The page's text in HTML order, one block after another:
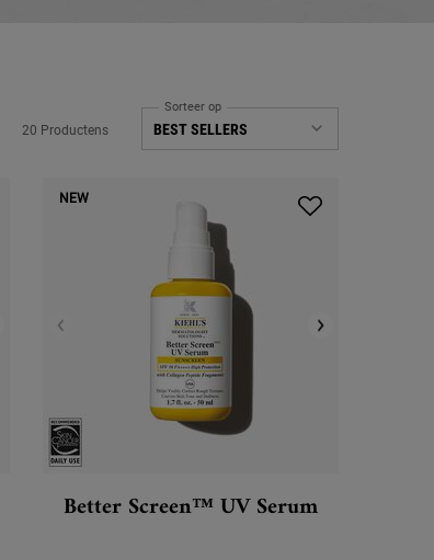
20 Productens
Sorteer op
NEW
Better Screen™ UV Serum